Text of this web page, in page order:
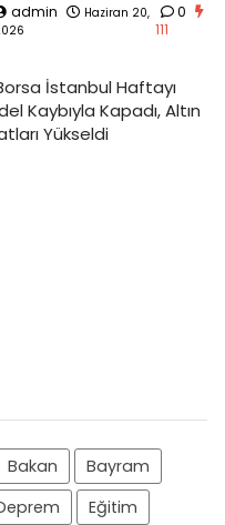
admin
Haziran 20,
0
111
Bakan
Bayram
Eğitim